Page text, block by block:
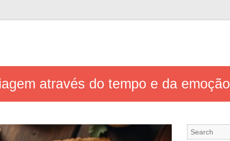
através do tempo e da emoção